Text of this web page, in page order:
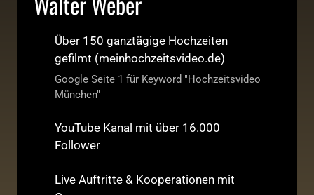
Über 150 ganztägige Hochzeiten
gefilmt (meinhochzeitsvideo.de)
Google Seite 1 für Keyword "Hochzeitsvideo
München"
YouTube Kanal mit über 16.000
Follower
Live Auftritte & Kooperationen mit